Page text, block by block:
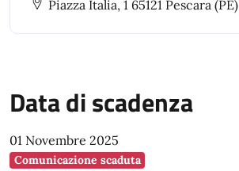
turismo.
Piazza Italia, 1 65121 Pescara (PE)
Data di scadenza
01 Novembre 2025
Comunicazione scaduta